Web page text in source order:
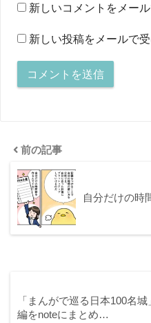
新しいコメントをメー
新しい投稿をメールで
前の記事
自分だけの時
「まんがで巡る日本100名
編をnoteにまとめ…